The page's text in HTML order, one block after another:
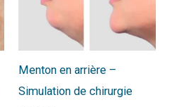
Menton en arrière –
Simulation de chirurgie